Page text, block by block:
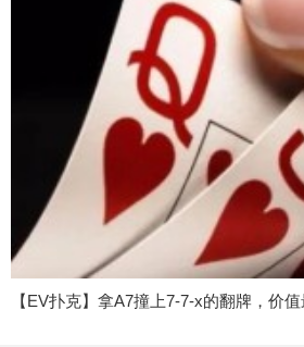
【EV扑克】拿A7撞上7-7-x的翻牌，价